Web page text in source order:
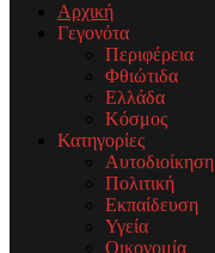
Αρχική
Γεγονότα
Περιφέρεια
Φθιώτιδα
Ελλάδα
Κόσμος
Κατηγορίες
Αυτοδιοίκηση
Πολιτική
Εκπαίδευση
Υγεία
Οικονομία